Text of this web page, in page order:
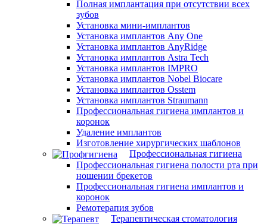
Полная имплантация при отсутствии всех
зубов
Установка мини-имплантов
Установка имплантов Any One
Установка имплантов AnyRidge
Установка имплантов Astra Tech
Установка имплантов IMPRO
Установка имплантов Nobel Biocare
Установка имплантов Osstem
Установка имплантов Straumann
Профессиональная гигиена имплантов и
коронок
Удаление имплантов
Изготовление хирургических шаблонов
Профессиональная гигиена
Профессиональная гигиена полости рта при
ношении брекетов
Профессиональная гигиена имплантов и
коронок
Ремотерапия зубов
Терапевтическая стоматология